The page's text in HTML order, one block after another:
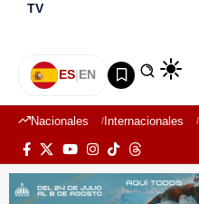
TV
ES|EN
Nacionales Internacionales